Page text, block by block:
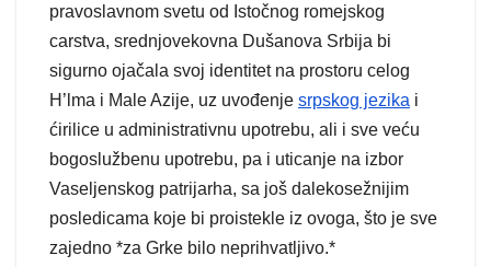
pravoslavnom svetu od Istočnog romejskog
carstva, srednjovekovna Dušanova Srbija bi
sigurno ojačala svoj identitet na prostoru celog
H’lma i Male Azije, uz uvođenje srpskog jezika i
ćirilice u administrativnu upotrebu, ali i sve veću
bogoslužbenu upotrebu, pa i uticanje na izbor
Vaseljenskog patrijarha, sa još dalekosežnijim
posledicama koje bi proistekle iz ovoga, što je sve
zajedno *za Grke bilo neprihvatljivo.*